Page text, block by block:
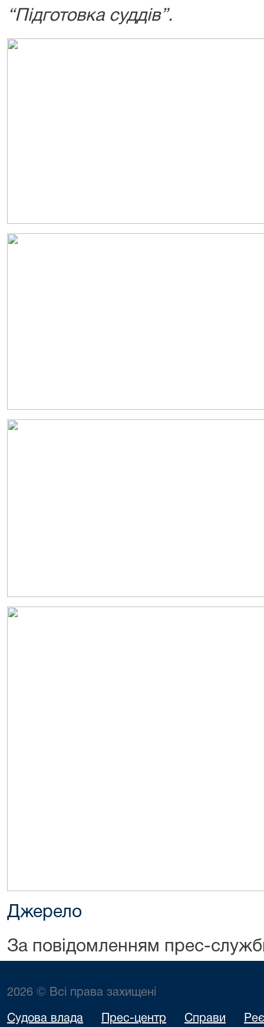
“Підготовка суддів”.
Джерело
За повідомленням прес-
2026 © Всі права захищені
Судова влада Прес-центр Справи